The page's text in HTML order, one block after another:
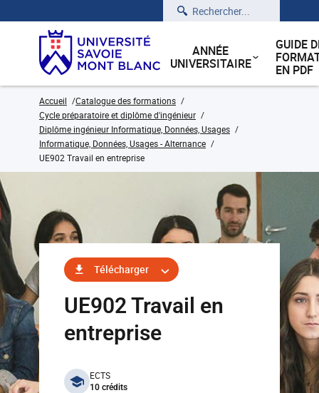
Rechercher
ANNÉE
UNIVERSITAIRE
GUIDE
EN PDF
Accueil
Catalogue des formations
Cycle préparatoire et diplôme d'ingénieur
Diplôme ingénieur Informatique, Données, Usages
Informatique, Données, Usages - Alternance
UE902 Travail en entreprise
Télécharger
UE902 Travail en
entreprise
benefits
ECTS
10 crédits